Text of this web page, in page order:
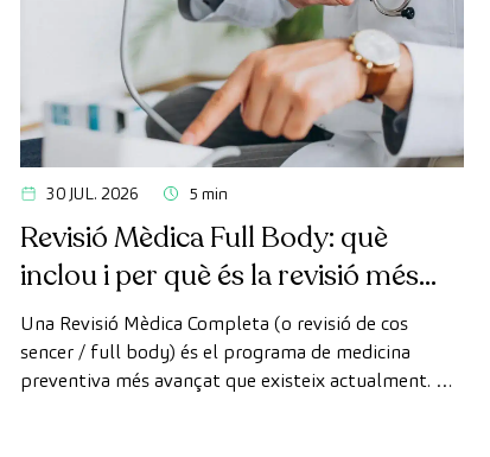
30 JUL. 2026 5 min
Revisió Mèdica Full Body: què
inclou i per què és la revisió més
avançada
Una Revisió Mèdica Completa (o revisió de cos
sencer / full body) és el programa de medicina
preventiva més avançat que existeix actualment. A